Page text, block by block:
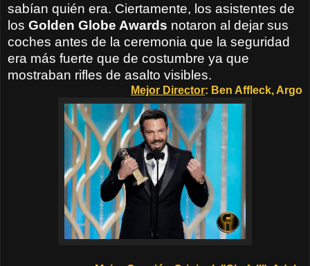
sabían quién era. Ciertamente, los asistentes de
los Golden Globe Awards notaron al dejar sus
coches antes de la ceremonia que la seguridad
era más fuerte que de costumbre ya que
mostraban rifles de asalto visibles.
Mejor Director: Ben Affleck, Argo